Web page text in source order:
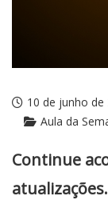
10 de junho de
Aula da
Continue